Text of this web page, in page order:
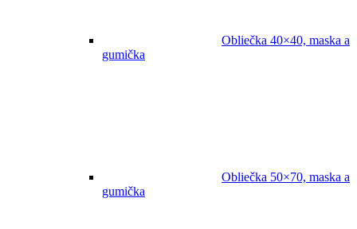
Obliečka 40×40, maska a
gumička
Obliečka 50×70, maska a
gumička